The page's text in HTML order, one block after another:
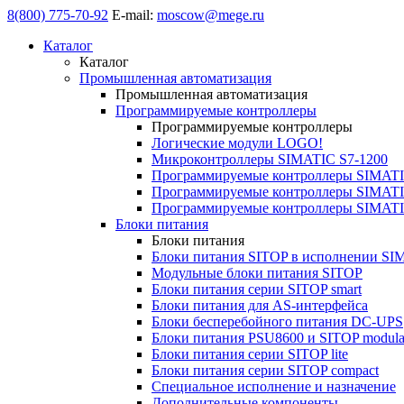
8(800) 775-70-92 E-mail: moscow@mege.ru
Каталог
Каталог
Промышленная автоматизация
Промышленная автоматизация
Программируемые контроллеры
Программируемые контроллеры
Логические модули LOGO!
Микроконтроллеры SIMATIC S7-1200
Программируемые контроллеры
Программируемые контроллеры
Программируемые контроллеры
Блоки питания
Блоки питания
Блоки питания SITOP в исполнении
Модульные блоки питания SITOP
Блоки питания серии SITOP smart
Блоки питания для AS-интерфейса
Блоки бесперебойного питания DC-UPS
Блоки питания PSU8600 и SITOP
Блоки питания серии SITOP lite
Блоки питания серии SITOP compact
Специальное исполнение и назначение